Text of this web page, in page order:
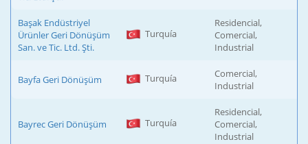
Başak Endüstriyel
Ürünler Geri Dönüşüm
San. ve Tic. Ltd. Şti.
Turquía
Residencial,
Comercial,
Industrial
Bayfa Geri Dönüşüm Turquía
Comercial,
Industrial
Bayrec Geri Dönüşüm Turquía
Residencial,
Comercial,
Industrial